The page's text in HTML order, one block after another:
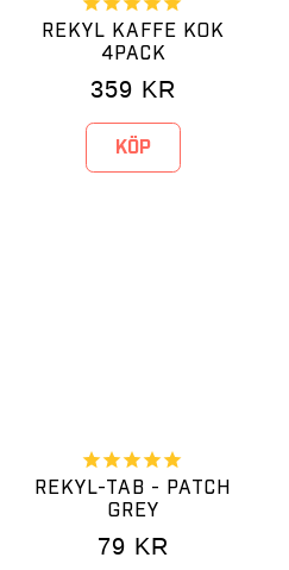
REKYL KAFFE KOK
4PACK
359 KR
KÖP
REKYL-TAB - PATCH
GREY
79 KR